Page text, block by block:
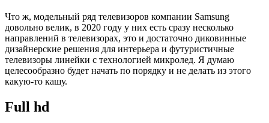
Что ж, модельный ряд телевизоров компании Samsung
довольно велик, в 2020 году у них есть сразу несколько
направлений в телевизорах, это и достаточно диковинные
дизайнерские решения для интерьера и футуристичные
телевизоры линейки с технологией микролед. Я думаю
целесообразно будет начать по порядку и не делать из этого
какую-то кашу.
Full hd